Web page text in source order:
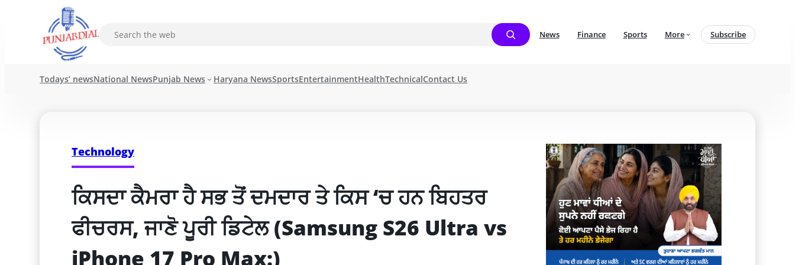
News Finance Sports More Subscribe
Todays’ newsNational NewsPunjab News Haryana NewsSportsEntertainmentHealthTechnicalContact Us
Technology
ਕਿਸਦਾ ਕੈਮਰਾ ਹੈ ਸਭ ਤੋਂ ਦਮਦਾਰ ਤੇ ਕਿਸ ‘ਚ ਹਨ ਬਿਹਤਰ
ਫੀਚਰਸ, ਜਾਣੋ ਪੂਰੀ ਡਿਟੇਲ (Samsung S26 Ultra vs
iPhone 17 Pro Max:)